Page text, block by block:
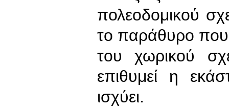
πολεοδομικού
το παράθυρο που
του χωρικού
επιθυμεί η
ισχύει.